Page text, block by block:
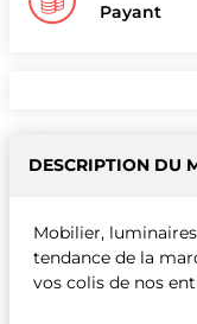
Payant
DESCRIPTION DU
Mobilier,
tendance de la
vos colis de nos